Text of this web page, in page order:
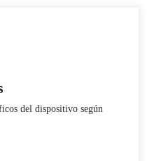
del dispositivo según